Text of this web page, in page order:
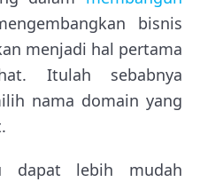
bisnis
menjadi hal pertama
Itulah sebabnya
nama domain yang
dapat lebih mudah